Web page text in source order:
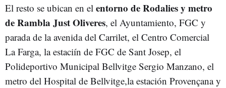
El resto se ubican en el entorno de Rodalies y metro
de Rambla Just Oliveres, el Ayuntamiento, FGC y
parada de la avenida del Carrilet, el Centro Comercial
La Farga, la estaciín de FGC de Sant Josep, el
Polideportivo Municipal Bellvitge Sergio Manzano, el
metro del Hospital de Bellvitge,la estación Provençana y